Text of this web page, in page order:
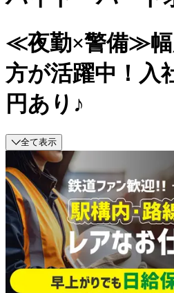
≪夜勤×警備≫幅
方が活躍中！入
円あり♪
全て表示